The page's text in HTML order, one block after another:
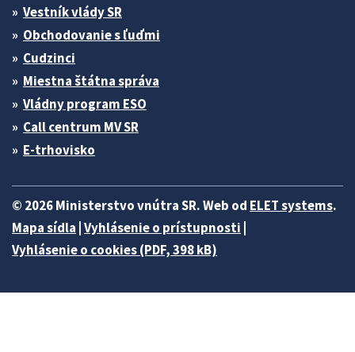
Vestník vlády SR
Obchodovanie s ľuďmi
Cudzinci
Miestna štátna správa
Vládny program ESO
Call centrum MV SR
E-trhovisko
© 2026 Ministerstvo vnútra SR. Web od ELET systems.
Mapa sídla Vyhlásenie o prístupnosti
Vyhlásenie o cookies (PDF, 398 kB)